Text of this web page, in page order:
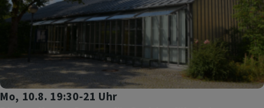
Mo, 10.8. 19:30-21 Uhr